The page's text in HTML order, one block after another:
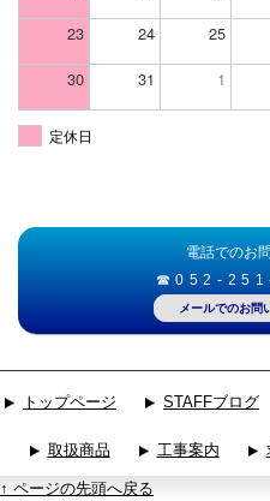
23
24 25
30
31 1
定休日
電話でのお
☎052-
メールでのお問
トップページ STAFFブログ
取扱商品 工事案内
↑ ページの先頭へ戻る